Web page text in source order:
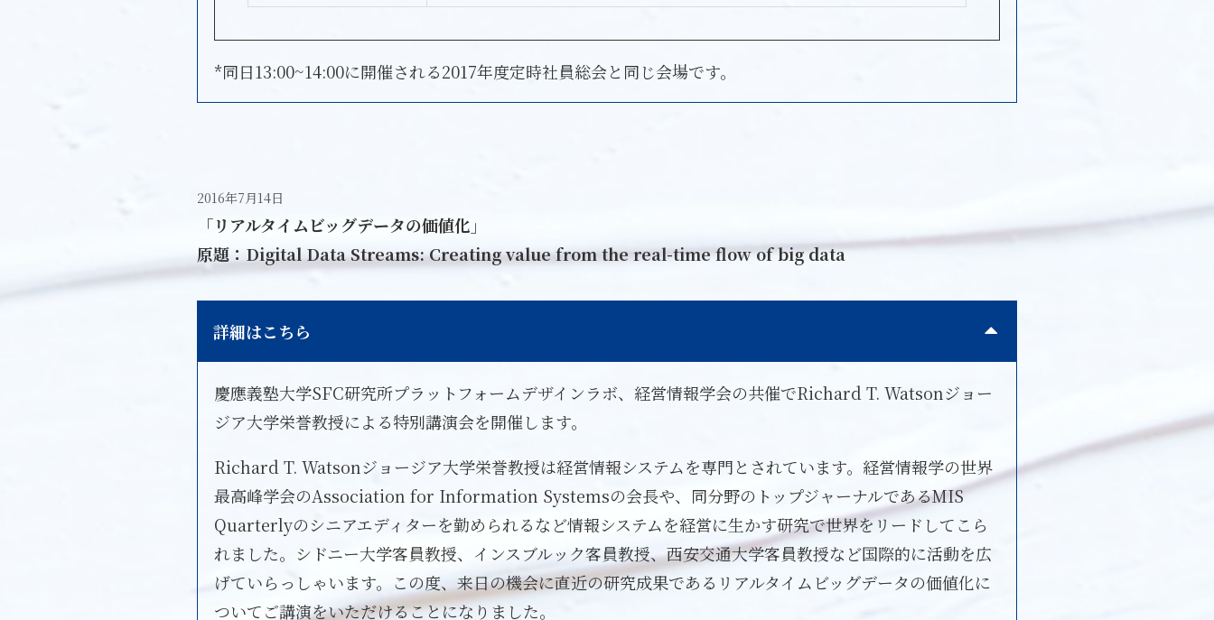
*同日13:00~14:00に開催される2017年度定時社員総会と同じ会場です。
2016年7月14日
「リアルタイムビッグデータの価値化」
原題：Digital Data Streams: Creating value from the real-time flow of big data
詳細はこちら
慶應義塾大学SFC研究所プラットフォームデザインラボ、経営情報学会の共催でRichard T. Watsonジョー
ジア大学栄誉教授による特別講演会を開催します。
Richard T. Watsonジョージア大学栄誉教授は経営情報システムを専門とされています。経営情報学の世界
最高峰学会のAssociation for Information Systemsの会長や、同分野のトップジャーナルであるMIS
Quarterlyのシニアエディターを勤められるなど情報システムを経営に生かす研究で世界をリードしてこら
れました。シドニー大学客員教授、インスブルック客員教授、西安交通大学客員教授など国際的に活動を広
げていらっしゃいます。この度、来日の機会に直近の研究成果であるリアルタイムビッグデータの価値化に
ついてご講演をいただけることになりました。